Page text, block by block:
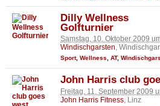
Dilly Wellness
Golfturnier
Samstag, 10. Oktober 2009
Windischgarsten,
Sport, Wellness, AT,
John Harris club
Freitag, 11. September 2009
John Harris Fitness , Linz